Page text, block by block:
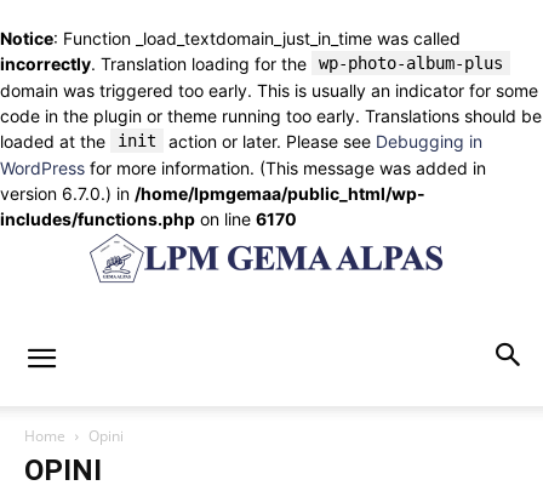
Notice: Function _load_textdomain_just_in_time was called
incorrectly. Translation loading for the wp-photo-album-plus
domain was triggered too early. This is usually an indicator for some
code in the plugin or theme running too early. Translations should be
loaded at the
init action or later. Please see Debugging in
WordPress for more information. (This message was added in
version 6.7.0.) in /home/lpmgemaa/public_html/wp-
includes/functions.php on line 6170
Home Opini
OPINI